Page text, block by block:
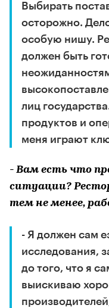
Выбирать
осторожно.
особую нишу.
должен быть
лиц
продуктов и
меня играют
- Вам есть что
ситуации?
тем не менее,
- Я должен сам
исследования,
до того, что я
выискиваю